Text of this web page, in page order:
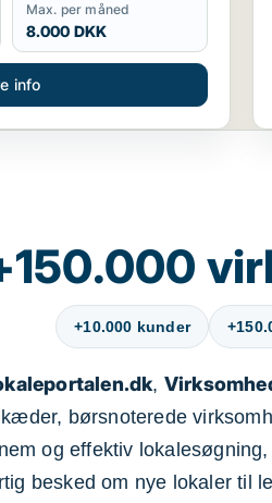
Max. per måned
8.000 DKK
info
+10.000 kunder
,
børsnoterede
og effektiv
besked om nye lokaler til